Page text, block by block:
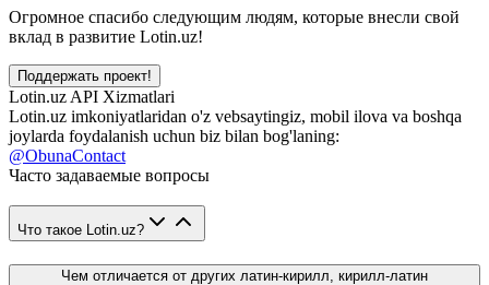
Огромное спасибо следующим людям, которые внесли свой
вклад в развитие Lotin.uz!
Поддержать проект!
Lotin.uz API Xizmatlari
Lotin.uz imkoniyatlaridan o'z vebsaytingiz, mobil ilova va boshqa
joylarda foydalanish uchun biz bilan bog'laning:
@ObunaContact
Часто задаваемые вопросы
Что такое Lotin.uz?
Чем отличается от других латин-кирилл, кирилл-латин